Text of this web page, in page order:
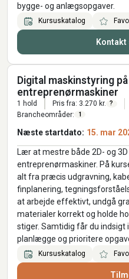
bygge- og anlægsopgaver.
Kursuskatalog
Kontakt
Digital maskinstyring
entreprenørmaskiner
1 hold Pris fra: 3.270 kr. ?
Brancheområder:
1
Næste startdato: 15. mar
Lær at mestre både 2D- og
entreprenørmaskiner. På
alt fra præcis udgravning,
finplanering,
at arbejde effektivt, undgå
materialer korrekt og holde
stiger. Samtidig får du indsigt
planlægge og prioritere
Kursuskatalog